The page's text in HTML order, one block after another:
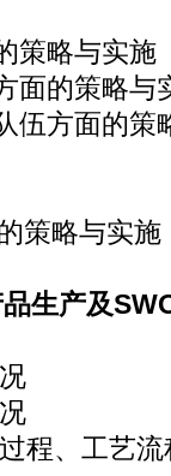
略与实施
的策略与
面的策
策略与实施
生产及
、工艺流